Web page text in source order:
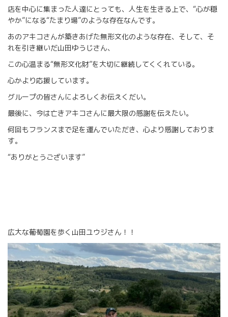
店を中心に集まった人達にとっても、人生を生きる上で、“心が穏
やか”になる“たまり場”のような存在なんです。
あのアキコさんが築きあげた無形文化のような存在、そして、そ
れを引き継いだ山田ゆうじさん、
この心温まる“無形文化財”を大切に継続してくくれている。
心かより応援しています。
グループの皆さんによろしくお伝えくだい。
最後に、今は亡きアキコさんに最大限の感謝を伝えたい。
何回もフランスまで足を運んでいただき、心より感謝しておりま
す。
“ありがとうございます”
広大な葡萄園を歩く山田ユウジさん！！